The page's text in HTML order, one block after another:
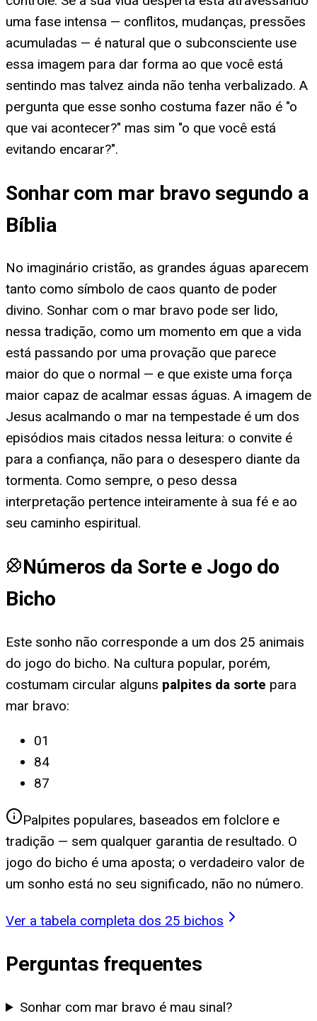
uma fase intensa — conflitos, mudanças, pressões
acumuladas — é natural que o subconsciente use
essa imagem para dar forma ao que você está
sentindo mas talvez ainda não tenha verbalizado. A
pergunta que esse sonho costuma fazer não é "o
que vai acontecer?" mas sim "o que você está
evitando encarar?".
Sonhar com mar bravo segundo a
Bíblia
No imaginário cristão, as grandes águas aparecem
tanto como símbolo de caos quanto de poder
divino. Sonhar com o mar bravo pode ser lido,
nessa tradição, como um momento em que a vida
está passando por uma provação que parece
maior do que o normal — e que existe uma força
maior capaz de acalmar essas águas. A imagem de
Jesus acalmando o mar na tempestade é um dos
episódios mais citados nessa leitura: o convite é
para a confiança, não para o desespero diante da
tormenta. Como sempre, o peso dessa
interpretação pertence inteiramente à sua fé e ao
seu caminho espiritual.
Números da Sorte e Jogo do
Bicho
Este sonho não corresponde a um dos 25 animais
do jogo do bicho. Na cultura popular, porém,
costumam circular alguns palpites da sorte para
mar bravo:
01
84
87
Palpites populares, baseados em folclore e
tradição — sem qualquer garantia de resultado. O
jogo do bicho é uma aposta; o verdadeiro valor de
um sonho está no seu significado, não no número.
Ver a tabela completa dos 25 bichos
Perguntas frequentes
Sonhar com mar bravo é mau sinal?